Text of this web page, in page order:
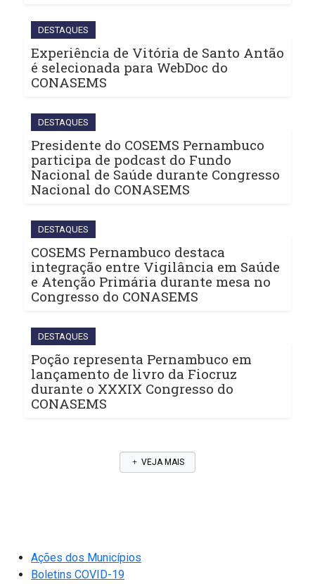
DESTAQUES
Experiência de Vitória de Santo Antão
é selecionada para WebDoc do
CONASEMS
DESTAQUES
Presidente do COSEMS Pernambuco
participa de podcast do Fundo
Nacional de Saúde durante Congresso
Nacional do CONASEMS
DESTAQUES
COSEMS Pernambuco destaca
integração entre Vigilância em Saúde
e Atenção Primária durante mesa no
Congresso do CONASEMS
DESTAQUES
Poção representa Pernambuco em
lançamento de livro da Fiocruz
durante o XXXIX Congresso do
CONASEMS
VEJA MAIS
Ações dos Municípios
Boletins COVID-19